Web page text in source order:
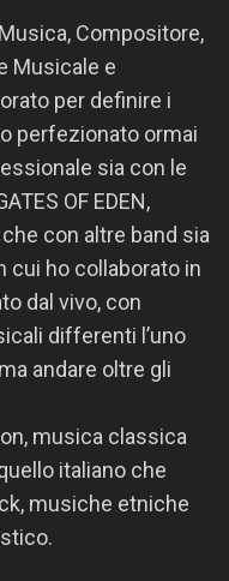
Compositore,
Musicale e
per definire i
perfezionato ormai
sia con le
OF EDEN,
che con altre band sia
cui ho collaborato in
dal vivo, con
differenti l’uno
andare oltre gli
musica classica
italiano che
musiche etniche